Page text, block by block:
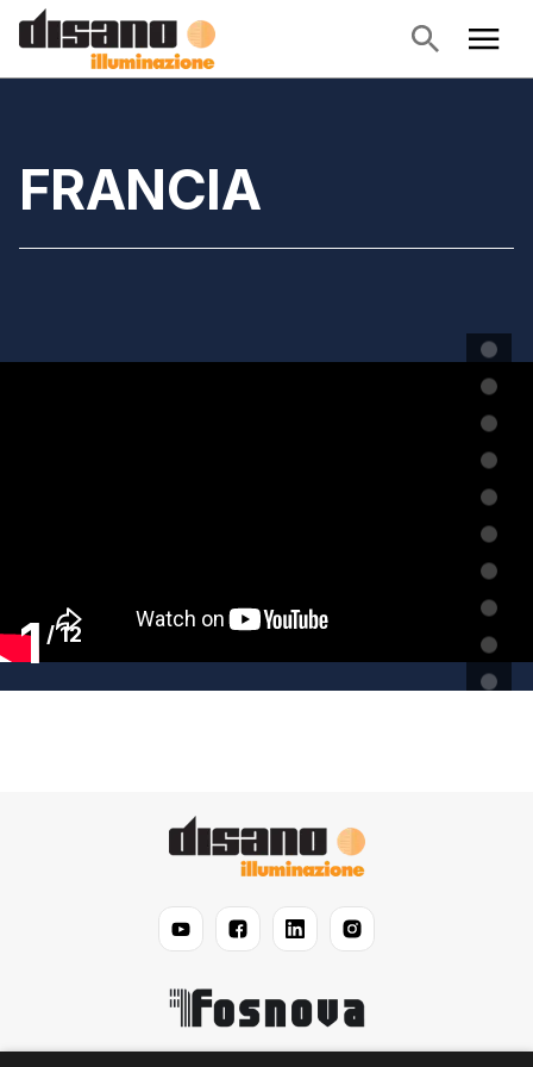
FRANCIA
1 / 12